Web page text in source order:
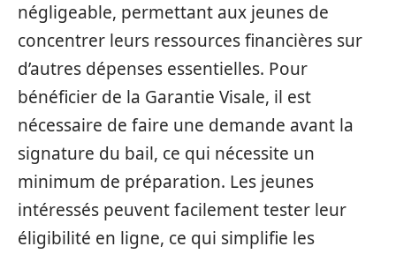
négligeable, permettant aux jeunes de
concentrer leurs ressources financières sur
d’autres dépenses essentielles. Pour
bénéficier de la Garantie Visale, il est
nécessaire de faire une demande avant la
signature du bail, ce qui nécessite un
minimum de préparation. Les jeunes
intéressés peuvent facilement tester leur
éligibilité en ligne, ce qui simplifie les